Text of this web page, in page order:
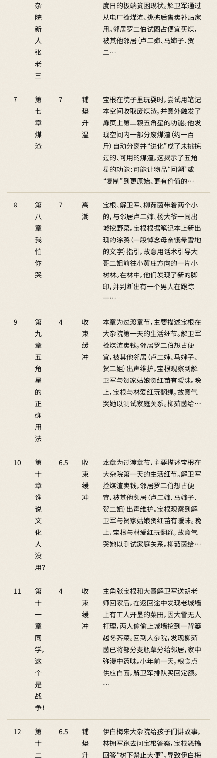
杂
院
新
人
张
老
三
度日的极端贫困现状。解卫军通过
从电厂捡煤渣、挑拣后售卖补贴家
用。邻居罗二伯试图占便宜买煤，
被其他邻居（卢二婶、马婶子、贺
二…
7
第
七
章
煤
渣
7
铺
垫
升
温
宝根在院子里玩耍时，尝试用笔记
本空间收取废煤渣，并意外触发了
扉页上第二颗五角星的功能。他发
现空间内一部分废煤渣（约一百
斤）自动分离并“进化”成了未挑拣
过的、可用的煤渣。这揭示了五角
星的功能：可能让物品“回溯”或
“复制”到更原始、更有价值的…
8
第
八
章
我
怕
你
哭
7
高
潮
宝根、解卫军、柳茹茵带着两个小
的，与邻居卢二婶、杨大爷一同出
城挖野菜。宝根根据笔记本上新出
现的涂鸦（一段悼念母亲饿晕雪地
的文字）指引，故意用话术引导大
哥二姐前往小黄庄方向的一片小
树林。在林中，他们发现了新的脚
印，并判断出有一个男人在跟踪
一…
9
第
九
章
五
角
星
的
正
确
用
法
4
收
束
缓
冲
本章为过渡章节，主要描述宝根在
大杂院第一天的生活细节。解卫军
捡煤渣卖钱，邻居罗二伯想占便
宜，被其他邻居（卢二婶、马婶子、
贺二姐）出声维护。宝根观察到解
卫军与贺家姑娘贺红苗有暧昧。晚
上，宝根与林爱红玩翻绳，故意气
哭她以测试家庭关系。柳茹茵给…
10
第
十
章
谁
说
文
化
人
没
用？
6.5
收
束
缓
冲
本章为过渡章节，主要描述宝根在
大杂院第一天的生活细节。解卫军
捡煤渣卖钱，邻居罗二伯想占便
宜，被其他邻居（卢二婶、马婶子、
贺二姐）出声维护。宝根观察到解
卫军与贺家姑娘贺红苗有暧昧。晚
上，宝根与林爱红玩翻绳，故意气
哭她以测试家庭关系。柳茹茵给…
11
第
十
一
章
同
学，
这
个
是
战
争！
4
收
束
缓
冲
主角张宝根和大哥解卫军送胡老
师回家后，在返回途中发现老城墙
上有工人开垦的菜田，因大雪无人
打理，两人偷偷上城墙挖到一背篓
越冬荠菜。回到大杂院，发现柳茹
茵已将部分麦瓶草分给邻居，家中
弥漫中药味。小年前一天，粮食点
供应白面，解卫军排队买回定额。
…
12
第
十
二
6.5
铺
垫
升
伊白梅来大杂院给孩子们讲故事，
林拥军跑去问宝根答案，宝根恶搞
回答“树下禁止大便”，导致伊白梅